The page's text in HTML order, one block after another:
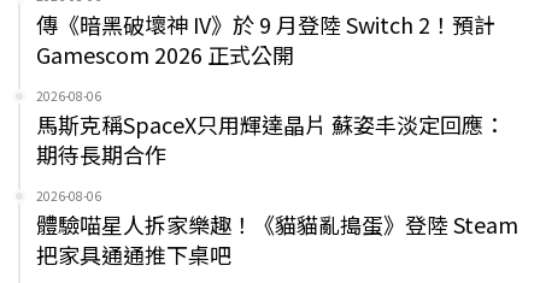
傳《暗黑破壞神 IV》於 9 月登陸 Switch 2！預計
Gamescom 2026 正式公開
2026-08-06
馬斯克稱SpaceX只用輝達晶片 蘇姿丰淡定回應：
期待長期合作
2026-08-06
體驗喵星人拆家樂趣！《貓貓亂搗蛋》登陸 Steam
把家具通通推下桌吧